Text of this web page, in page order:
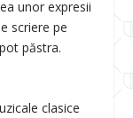
unor expresii
scriere pe
păstra.
clasice